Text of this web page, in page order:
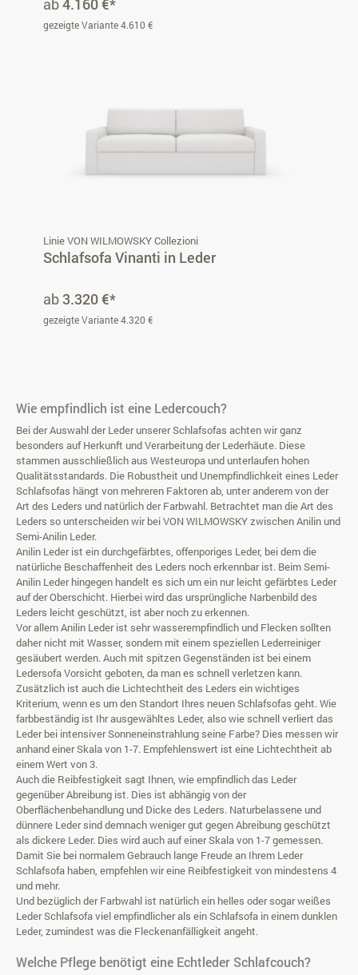
ab4.160 €*
gezeigte Variante 4.610 €
Linie VON WILMOWSKY Collezioni
Schlafsofa Vinanti in Leder
ab 3.320 €*
gezeigte Variante 4.320 €
Wie empfindlich ist eine Ledercouch?
Bei der Auswahl der Leder unserer Schlafsofas achten wir ganz
besonders auf Herkunft und Verarbeitung der Lederhäute. Diese
stammen ausschließlich aus Westeuropa und unterlaufen hohen
Qualitätsstandards. Die Robustheit und Unempfindlichkeit eines Leder
Schlafsofas hängt von mehreren Faktoren ab, unter anderem von der
Art des Leders und natürlich der Farbwahl. Betrachtet man die Art des
Leders so unterscheiden wir bei VON WILMOWSKY zwischen Anilin und
Semi-Anilin Leder.
Anilin Leder ist ein durchgefärbtes, offenporiges Leder, bei dem die
natürliche Beschaffenheit des Leders noch erkennbar ist. Beim Semi-
Anilin Leder hingegen handelt es sich um ein nur leicht gefärbtes Leder
auf der Oberschicht. Hierbei wird das ursprüngliche Narbenbild des
Leders leicht geschützt, ist aber noch zu erkennen.
Vor allem Anilin Leder ist sehr wasserempfindlich und Flecken sollten
daher nicht mit Wasser, sondern mit einem speziellen Lederreiniger
gesäubert werden. Auch mit spitzen Gegenständen ist bei einem
Ledersofa Vorsicht geboten, da man es schnell verletzen kann.
Zusätzlich ist auch die Lichtechtheit des Leders ein wichtiges
Kriterium, wenn es um den Standort Ihres neuen Schlafsofas geht. Wie
farbbeständig ist Ihr ausgewähltes Leder, also wie schnell verliert das
Leder bei intensiver Sonneneinstrahlung seine Farbe? Dies messen wir
anhand einer Skala von 1-7. Empfehlenswert ist eine Lichtechtheit ab
einem Wert von 3.
Auch die Reibfestigkeit sagt Ihnen, wie empfindlich das Leder
gegenüber Abreibung ist. Dies ist abhängig von der
Oberflächenbehandlung und Dicke des Leders. Naturbelassene und
dünnere Leder sind demnach weniger gut gegen Abreibung geschützt
als dickere Leder. Dies wird auch auf einer Skala von 1-7 gemessen.
Damit Sie bei normalem Gebrauch lange Freude an Ihrem Leder
Schlafsofa haben, empfehlen wir eine Reibfestigkeit von mindestens 4
und mehr.
Und bezüglich der Farbwahl ist natürlich ein helles oder sogar weißes
Leder Schlafsofa viel empfindlicher als ein Schlafsofa in einem dunklen
Leder, zumindest was die Fleckenanfälligkeit angeht.
Welche Pflege benötigt eine Echtleder Schlafcouch?